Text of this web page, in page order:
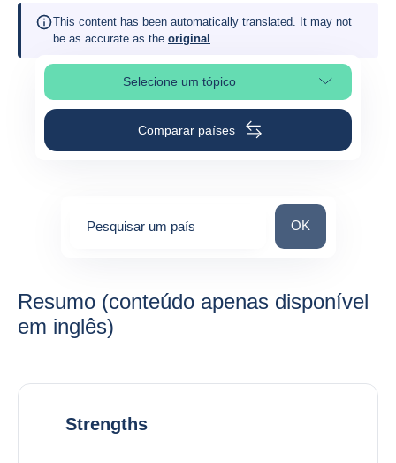
This content has been automatically translated. It may not
be as accurate as the original .
Selecione um tópicoSelecionar a secção da página
Comparar países
Pesquisar um país Pesquisar um
OK
Resumo (conteúdo apenas disponível
em inglês)
Strengths